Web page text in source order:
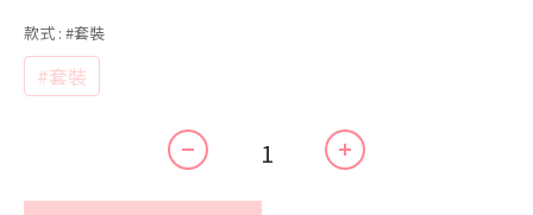
款式 : #套裝
#套裝